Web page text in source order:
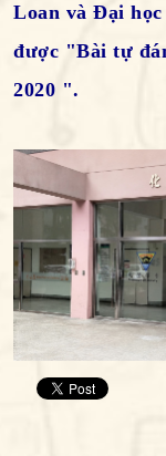
Loan và Đại
được "Bài tự
2020 ".